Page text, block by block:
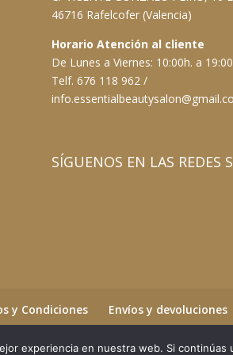
46716 Rafelcofer (Valencia)
Horario Atención al cliente
De Lunes a Viernes: 10:00h. a
Telf. 676 118 962 /
SÍGUENOS EN LAS REDES
y Condiciones Envíos y devoluciones
experiencia en nuestra web. Si